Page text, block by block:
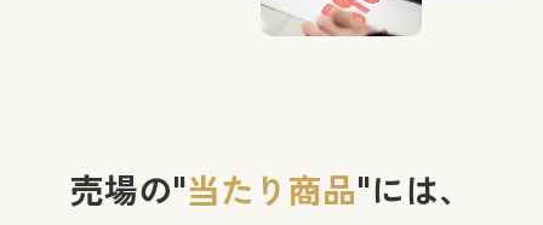
売場の"当たり商品"には、